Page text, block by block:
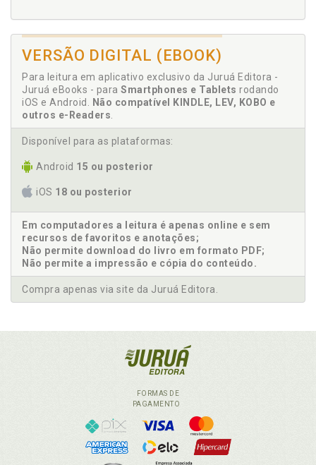
VERSÃO DIGITAL (EBOOK)
Para leitura em aplicativo exclusivo da Juruá Editora -
Juruá eBooks - para Smartphones e Tablets rodando
iOS e Android.
Não compatível KINDLE, LEV, KOBO e
outros e-Readers
Disponível para as plataformas:
Android 15 ou posterior
iOS 18 ou posterior
Em computadores a leitura é apenas online e sem
recursos de favoritos e anotações;
Não permite download do livro em formato PDF;
Não permite a impressão e cópia do conteúdo.
Compra apenas via site da Juruá Editora.
FORMAS DE
PAGAMENTO